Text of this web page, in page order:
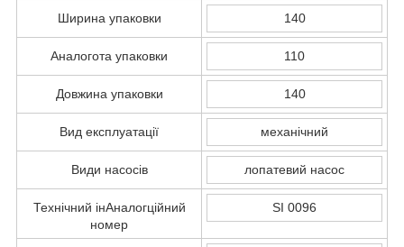
Ширина упаковки 140
Аналогота упаковки 110
Довжина упаковки 140
Вид експлуатації механічний
Види насосів лопатевий насос
Технічний інАналогційний
номер
SI 0096